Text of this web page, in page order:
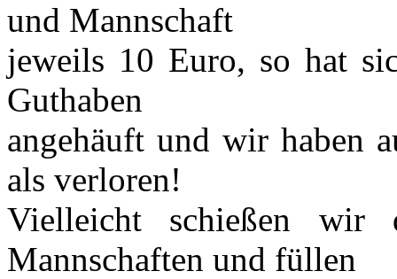
und Mannschaft
jeweils 10 Euro, so hat
Guthaben
angehäuft und wir haben
als verloren!
Vielleicht schießen wir
Mannschaften und füllen